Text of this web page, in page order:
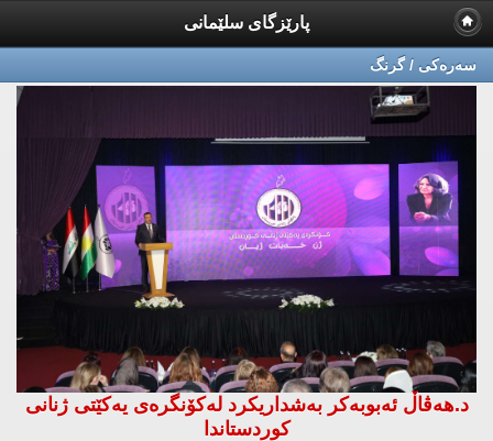
پارێزگای سلێمانی
سه‌ره‌كی / گرنگ
د.هەڤاڵ ئەبوبەکر بەشداریکرد لەکۆنگرەی یەکێتی ژنانی
کوردستاندا